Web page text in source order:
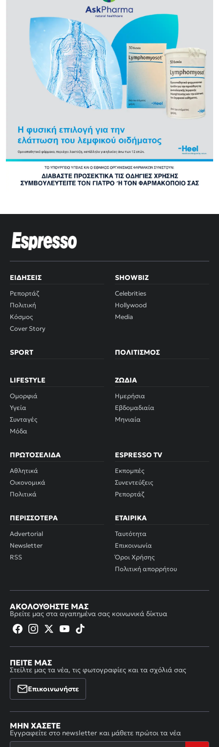
ΕΙΔΉΣΕΙΣ
Ρεπορτάζ
Πολιτική
Κόσμος
Cover Story
SHOWBIZ
Celebrities
Hollywood
Media
SPORT ΠΟΛΙΤΙΣΜΌΣ
LIFESTYLE
Ομορφιά
Υγεία
Συνταγές
Μόδα
ΖΏΔΙΑ
Ημερήσια
Εβδομαδιαία
Μηνιαία
ΠΡΩΤΟΣΈΛΙΔΑ
Αθλητικά
Οικονομικά
Πολιτικά
ESPRESSO TV
Εκπομπές
Συνεντεύξεις
Ρεπορτάζ
ΠΕΡΙΣΣΌΤΕΡΑ
Advertorial
Newsletter
RSS
ΕΤΑΙΡΙΚΆ
Ταυτότητα
Επικοινωνία
Όροι Χρήσης
Πολιτική απορρήτου
ΑΚΟΛΟΥΘΉΣΤΕ ΜΑΣ
Βρείτε μας στα αγαπημένα σας κοινωνικά δίκτυα
ΠΕΊΤΕ ΜΑΣ
Στείλτε μας τα νέα, τις φωτογραφίες και τα σχόλιά σας
Επικοινωνήστε
ΜΗΝ ΧΆΣΕΤΕ
Εγγραφείτε στο newsletter και μάθετε πρώτοι τα νέα